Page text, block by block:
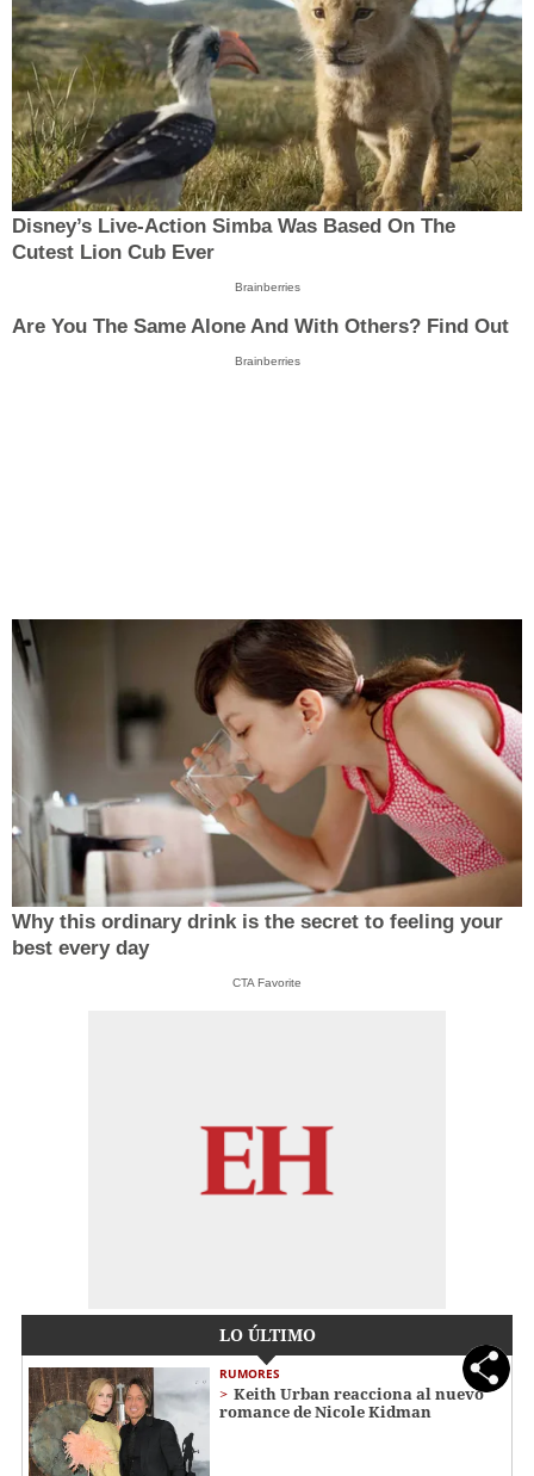
Disney’s Live-Action Simba Was Based On The
Cutest Lion Cub Ever
Brainberries
Are You The Same Alone And With Others? Find Out
Brainberries
Why this ordinary drink is the secret to feeling your
best every day
CTA Favorite
LO ÚLTIMO
RUMORES
Keith Urban reacciona al nuevo
romance de Nicole Kidman